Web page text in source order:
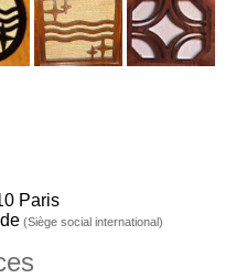
Paris
(Siège social international)